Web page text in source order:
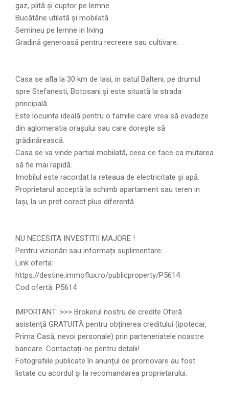
gaz, plită și cuptor pe lemne
Bucătărie utilată și mobilată
Semineu pe lemne in living
Gradină generoasă pentru recreere sau cultivare.
Casa se afla la 30 km de Iasi, in satul Balteni, pe drumul
spre Stefanesti, Botosani și este situată la strada
principală.
Este locuinta ideală pentru o familie care vrea să evadeze
din aglomeratia orașului sau care dorește să
grădinărească.
Casa se va vinde partial mobilată, ceea ce face ca mutarea
să fie mai rapidă.
Imobilul este racordat la reteaua de electricitate și apă.
Proprietarul acceptă la schimb apartament sau teren in
Iași, la un pret corect plus diferentă.
NU NECESITA INVESTITII MAJORE !
Pentru vizionări sau informații suplimentare:
Link oferta:
https://destine.immoflux.ro/publicproperty/P5614
Cod ofertă: P5614
IMPORTANT: >>> Brokerul nostru de credite Oferă
asistență GRATUITĂ pentru obținerea creditului (ipotecar,
Prima Casă, nevoi personale) prin parteneriatele noastre
bancare. Contactați-ne pentru detalii!
Fotografiile publicate în anunțul de promovare au fost
listate cu acordul și la recomandarea proprietarului.